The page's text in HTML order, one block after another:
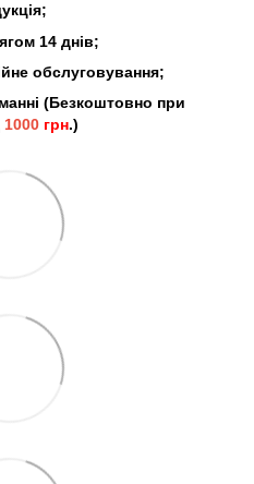
14 днів;
обслуговування;
(Безкоштовно при
1000 грн.)